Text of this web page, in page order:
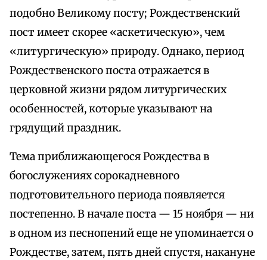
подобно Великому посту; Рождественский
пост имеет скорее «аскетическую», чем
«литургическую» природу. Однако, период
Рождественского поста отражается в
церковной жизни рядом литургических
особенностей, которые указывают на
грядущий праздник.
Тема приближающегося Рождества в
богослужениях сорокадневного
подготовительного периода появляется
постепенно. В начале поста — 15 ноября — ни
в одном из песнопений еще не упоминается о
Рождестве, затем, пять дней спустя, накануне